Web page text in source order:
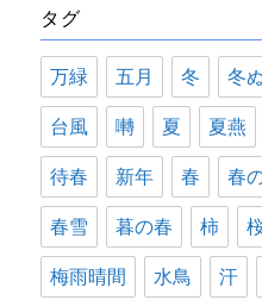
ー
タグ
万緑 五月 冬 冬
台風 囀 夏 夏燕
待春 新年 春 春
春雪 暮の春 柿
梅雨晴間 水鳥 汗